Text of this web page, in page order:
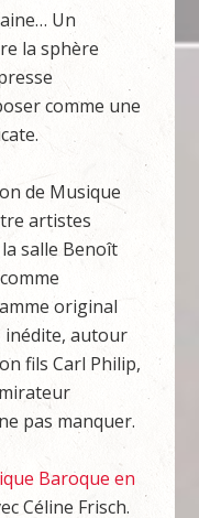
Un
la sphère
comme une
de Musique
artistes
salle Benoît
original
inédite, autour
fils Carl Philip,
pas manquer.
Baroque en
Céline Frisch.